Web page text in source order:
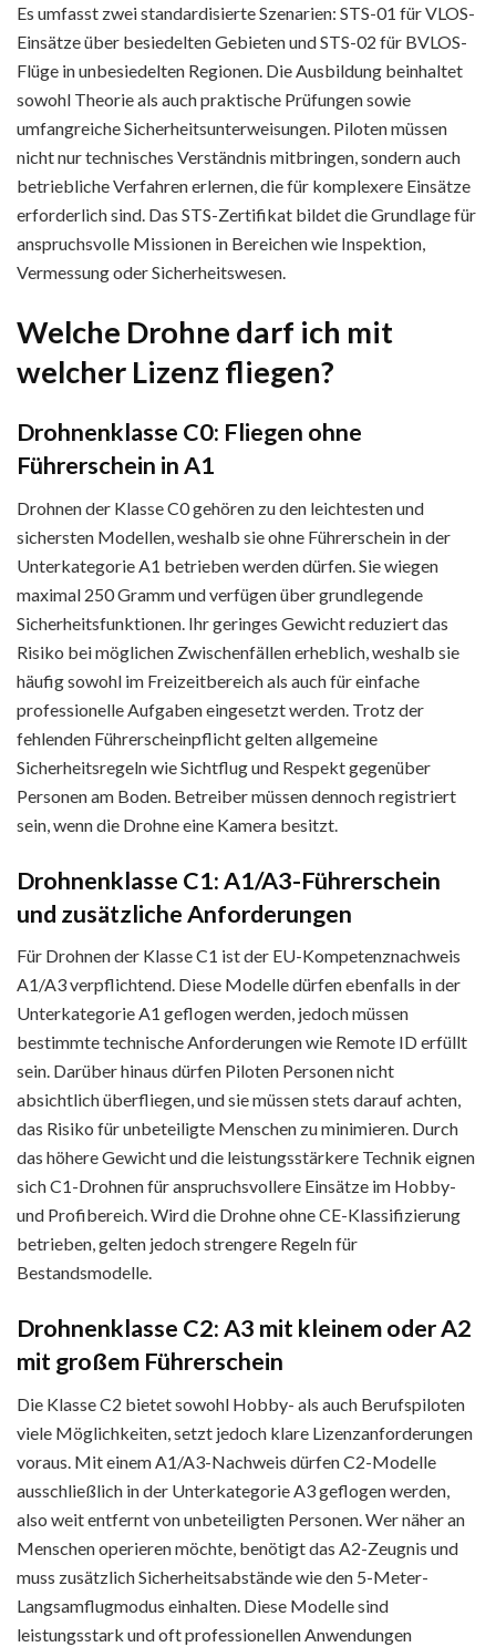
Es umfasst zwei standardisierte Szenarien: STS-01 für VLOS-
Einsätze über besiedelten Gebieten und STS-02 für BVLOS-
Flüge in unbesiedelten Regionen. Die Ausbildung beinhaltet
sowohl Theorie als auch praktische Prüfungen sowie
umfangreiche Sicherheitsunterweisungen. Piloten müssen
nicht nur technisches Verständnis mitbringen, sondern auch
betriebliche Verfahren erlernen, die für komplexere Einsätze
erforderlich sind. Das STS-Zertifikat bildet die Grundlage für
anspruchsvolle Missionen in Bereichen wie Inspektion,
Vermessung oder Sicherheitswesen.
Welche Drohne darf ich mit
welcher Lizenz fliegen?
Drohnenklasse C0: Fliegen ohne
Führerschein in A1
Drohnen der Klasse C0 gehören zu den leichtesten und
sichersten Modellen, weshalb sie ohne Führerschein in der
Unterkategorie A1 betrieben werden dürfen. Sie wiegen
maximal 250 Gramm und verfügen über grundlegende
Sicherheitsfunktionen. Ihr geringes Gewicht reduziert das
Risiko bei möglichen Zwischenfällen erheblich, weshalb sie
häufig sowohl im Freizeitbereich als auch für einfache
professionelle Aufgaben eingesetzt werden. Trotz der
fehlenden Führerscheinpflicht gelten allgemeine
Sicherheitsregeln wie Sichtflug und Respekt gegenüber
Personen am Boden. Betreiber müssen dennoch registriert
sein, wenn die Drohne eine Kamera besitzt.
Drohnenklasse C1: A1/A3-Führerschein
und zusätzliche Anforderungen
Für Drohnen der Klasse C1 ist der EU-Kompetenznachweis
A1/A3 verpflichtend. Diese Modelle dürfen ebenfalls in der
Unterkategorie A1 geflogen werden, jedoch müssen
bestimmte technische Anforderungen wie Remote ID erfüllt
sein. Darüber hinaus dürfen Piloten Personen nicht
absichtlich überfliegen, und sie müssen stets darauf achten,
das Risiko für unbeteiligte Menschen zu minimieren. Durch
das höhere Gewicht und die leistungsstärkere Technik eignen
sich C1-Drohnen für anspruchsvollere Einsätze im Hobby-
und Profibereich. Wird die Drohne ohne CE-Klassifizierung
betrieben, gelten jedoch strengere Regeln für
Bestandsmodelle.
Drohnenklasse C2: A3 mit kleinem oder A2
mit großem Führerschein
Die Klasse C2 bietet sowohl Hobby- als auch Berufspiloten
viele Möglichkeiten, setzt jedoch klare Lizenzanforderungen
voraus. Mit einem A1/A3-Nachweis dürfen C2-Modelle
ausschließlich in der Unterkategorie A3 geflogen werden,
also weit entfernt von unbeteiligten Personen. Wer näher an
Menschen operieren möchte, benötigt das A2-Zeugnis und
muss zusätzlich Sicherheitsabstände wie den 5-Meter-
Langsamflugmodus einhalten. Diese Modelle sind
leistungsstark und oft professionellen Anwendungen